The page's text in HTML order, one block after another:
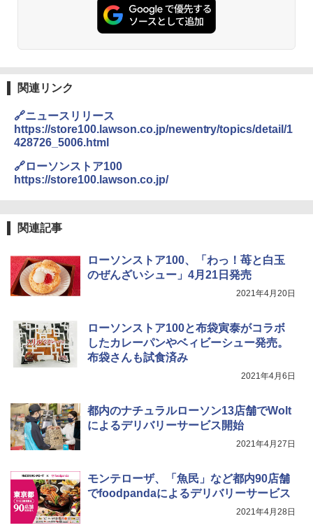
シャープ 過熱水蒸気 オーブンレンジ 26
L コンベクション 2段調理 ホワイト RE-
SS26B-W
3
人暮らし フラットテーブル グレー YRZ-
￥34,280
4
0℃ 1段調理 フラットテーブル 電子レン
ジ 赤外線センサー ノンフライ調理 簡単
お手入れ 小型 新生活 一人暮らし 二人暮
5
シャープ ウォーターオーブン ヘルシオ
AX-XJ1-B ブラック 30L 2段調理 コンベ
￥44,800
関連リンク
🔗ニュースリリース
https://store100.lawson.co.jp/newentry/topics/detail/1
428726_5006.html
🔗ローソンストア100
https://store100.lawson.co.jp/
関連記事
ローソンストア100、「わっ！苺と白玉
のぜんざいシュー」4月21日発売
2021年4月20日
ローソンストア100と布袋寅泰がコラボ
したカレーパンやベィビーシュー発売。
布袋さんも試食済み
2021年4月6日
都内のナチュラルローソン13店舗でWolt
によるデリバリーサービス開始
2021年4月27日
モンテローザ、「魚民」など都内90店舗
でfoodpandaによるデリバリーサービス
2021年4月28日